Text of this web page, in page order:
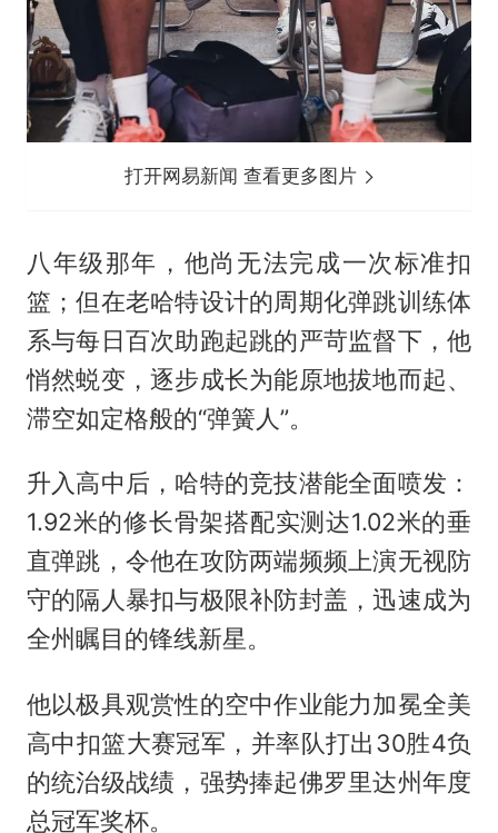
打开网易新闻 查看更多图片
八年级那年，他尚无法完成一次标准扣
篮；但在老哈特设计的周期化弹跳训练体
系与每日百次助跑起跳的严苛监督下，他
悄然蜕变，逐步成长为能原地拔地而起、
滞空如定格般的“弹簧人”。
升入高中后，哈特的竞技潜能全面喷发：
1.92米的修长骨架搭配实测达1.02米的垂
直弹跳，令他在攻防两端频频上演无视防
守的隔人暴扣与极限补防封盖，迅速成为
全州瞩目的锋线新星。
他以极具观赏性的空中作业能力加冕全美
高中扣篮大赛冠军，并率队打出30胜4负
的统治级战绩，强势捧起佛罗里达州年度
总冠军奖杯。